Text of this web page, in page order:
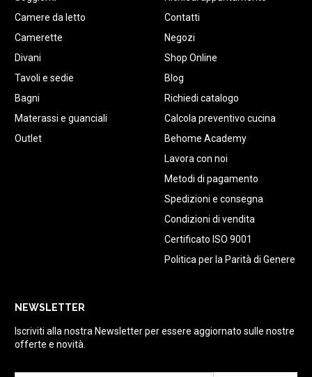
Camere da letto
Camerette
Divani
Tavoli e sedie
Bagni
Materassi e guanciali
Outlet
Contatti
Negozi
Shop Online
Blog
Richiedi catalogo
Calcola preventivo cucina
Behome Academy
Lavora con noi
Metodi di pagamento
Spedizioni e consegna
Condizioni di vendita
Certificato ISO 9001
Politica per la Parità di Genere
NEWSLETTER
Iscriviti alla nostra Newsletter per essere aggiornato sulle nostre
offerte e novità.